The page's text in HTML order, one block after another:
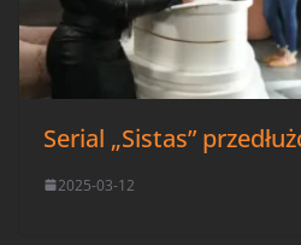
Serial „Sistas”
2025-03-12